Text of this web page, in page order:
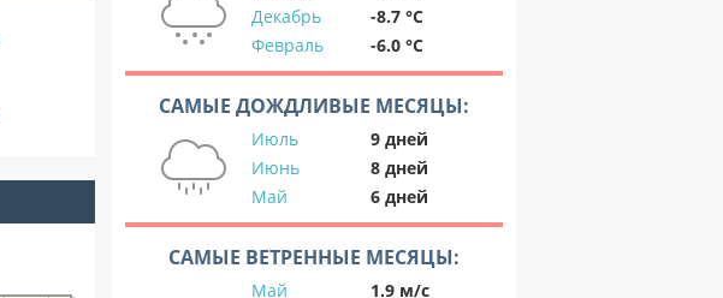
Декабрь
-8.7 °C
Февраль
-6.0 °C
САМЫЕ ДОЖДЛИВЫЕ МЕСЯЦЫ:
Июль
9 дней
Июнь
8 дней
Май
6 дней
САМЫЕ ВЕТРЕННЫЕ МЕСЯЦЫ:
Май
1.9 м/с